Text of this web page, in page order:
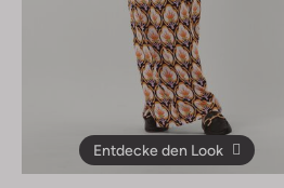
Entdecke den Look